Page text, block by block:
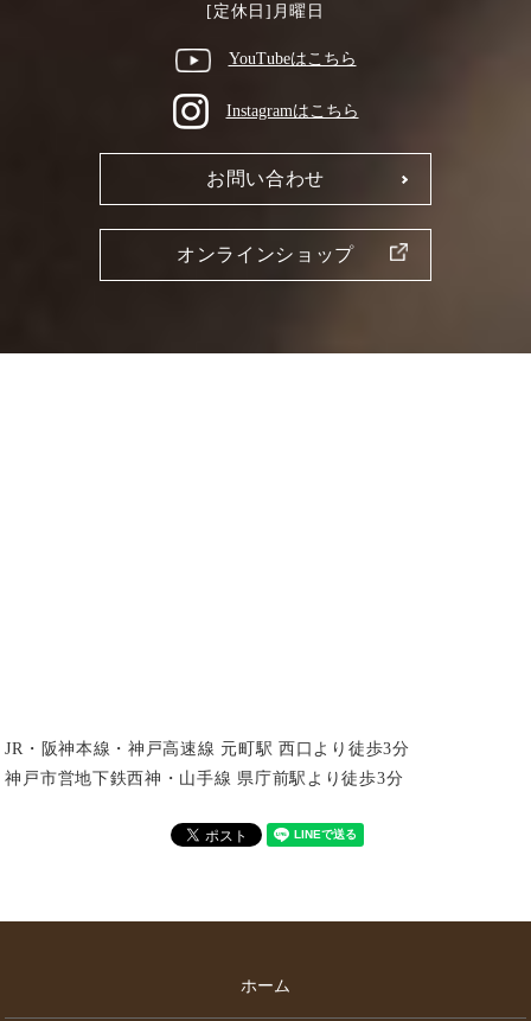
[定休日]月曜日
YouTubeはこちら
Instagramはこちら
お問い合わせ
オンラインショップ
JR・阪神本線・神戸高速線 元町駅 西口より徒歩3分
神戸市営地下鉄西神・山手線 県庁前駅より徒歩3分
ホーム